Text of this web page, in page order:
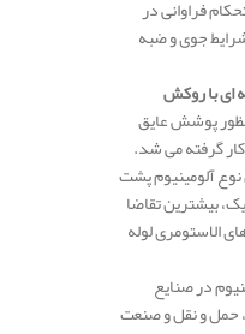
فراوانی در
جوی و ضبه
ای با روکش
پوشش عایق
کار گرفته می شد.
نوع آلومینیوم پشت
بیشترین تقاضا
الاستومری لوله
در صنایع
حمل و نقل و صنعت